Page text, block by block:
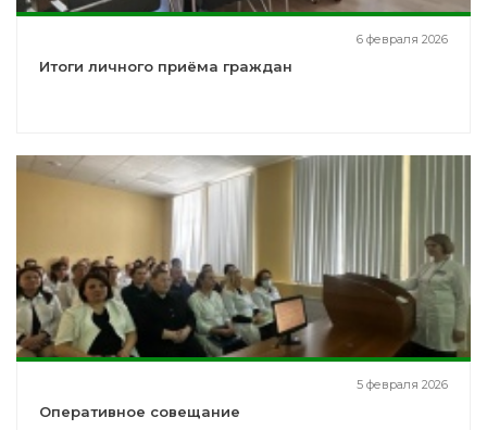
6 февраля 2026
Итоги личного приёма граждан
5 февраля 2026
Оперативное совещание